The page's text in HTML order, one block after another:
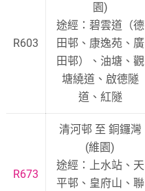
R603
園)
途經：碧雲道（德
田邨、康逸苑、廣
田邨）、油塘、觀
塘繞道、啟德隧
道、紅隧
R673
清河邨 至 銅鑼灣
(維園)
途經：上水站、天
平邨、皇府山、聯